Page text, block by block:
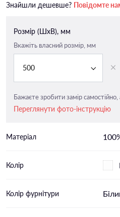
Знайшли дешевше? Повідомте
Розмір (ШxВ), мм
Вкажіть власний розмір, мм
500
Бажаєте зробити замір самостійно,
Переглянути фото-інструкцію
Матеріал
Колір
Колір фурнітури